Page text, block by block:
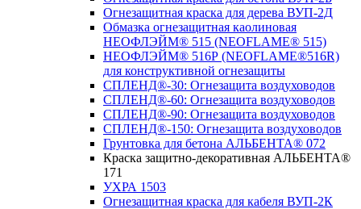
Огнезащитная краска для дерева ВУП-2Д
Обмазка огнезащитная каолиновая
НЕОФЛЭЙМ® 515 (NEOFLAME® 515)
НЕОФЛЭЙМ® 516Р (NEОFLAME®516R)
для конструктивной огнезащиты
СПЛЕНД®-30: Огнезащита воздуховодов
СПЛЕНД®-60: Огнезащита воздуховодов
СПЛЕНД®-90: Огнезащита воздуховодов
СПЛЕНД®-150: Огнезащита воздуховодов
Грунтовка для бетона АЛЬБЕНТА® 072
Краска защитно-декоративная АЛЬБЕНТА®
171
УХРА 1503
Огнезащитная краска для кабеля ВУП-2К